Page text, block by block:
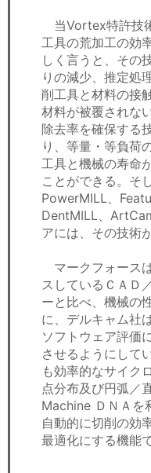
当Vortex特許技
工具の荒加工の効
しく言うと、その
りの減少、推定処
削工具と材料の接
材料が被覆されな
除去率を確保する
り、等量・等負荷
工具と機械の寿命
ことができる。そ
PowerMILL、
DentMILL、
アには、その技術
マークフォース
スしているＣＡＤ
ーと比べ、機械の
に、デルキャム社
ソフトウェア評価
させるようにして
も効率的なサイク
点分布及び円弧／
Machine ＤＮＡを
自動的に切削の効
最適化にする機能